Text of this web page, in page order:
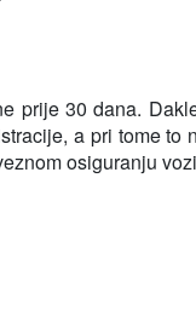
prije 30 dana.
a pri tome
osiguranju